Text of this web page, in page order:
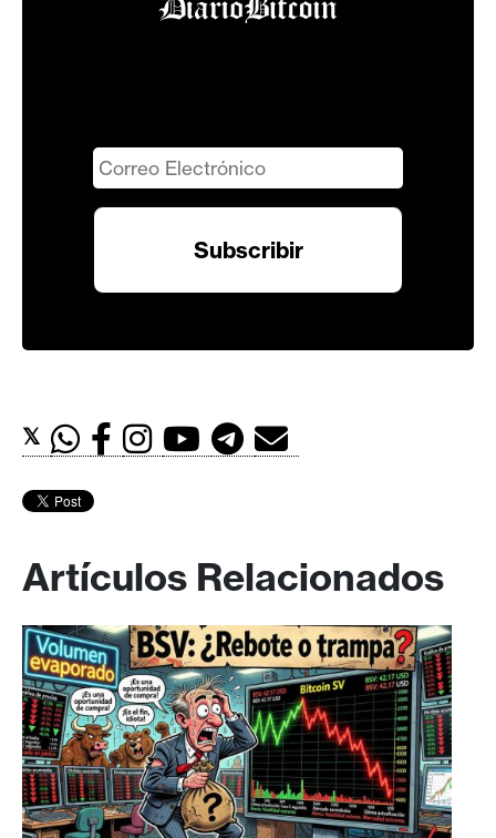
𝕏
Artículos Relacionados